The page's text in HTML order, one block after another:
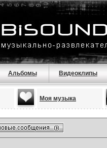
Альбомы Видеоклипы
Моя музыка